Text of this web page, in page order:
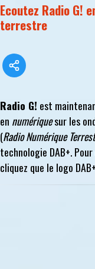
Ecoutez Radio G!
terrestre
Radio G! est
en numériquesur les
(Radio Numérique
technologie DAB+.
cliquez que le logo DAB+